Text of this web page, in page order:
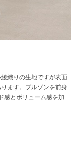
織りの生地ですが表面
ます。ブルゾンを前身
感とボリューム感を加